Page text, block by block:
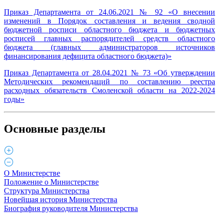
Приказ Департамента от 24.06.2021 № 92 «О внесении
изменений в Порядок составления и ведения сводной
бюджетной росписи областного бюджета и бюджетных
росписей главных распорядителей средств областного
бюджета (главных администраторов источников
финансирования дефицита областного бюджета)»
Приказ Департамента от 28.04.2021 № 73 «Об утверждении
Методических рекомендаций по составлению реестра
расходных обязательств Смоленской области на 2022-2024
годы»
Основные разделы
О Министерстве
Положение о Министерстве
Структура Министерства
Новейшая история Министерства
Биография руководителя Министерства